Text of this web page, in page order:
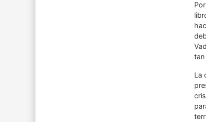
tan
La